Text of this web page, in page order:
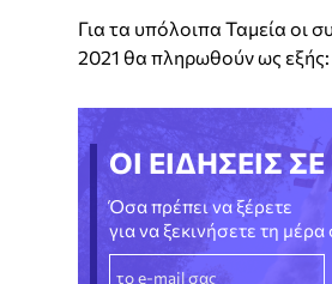
Για τα υπόλοιπα Ταμεία οι
2021 θα πληρωθούν ως εξής:
ΟΙ ΕΙΔΗΣΕΙΣ ΣΕ
Όσα πρέπει να ξέρετε
για να ξεκινήσετε τη μέρα